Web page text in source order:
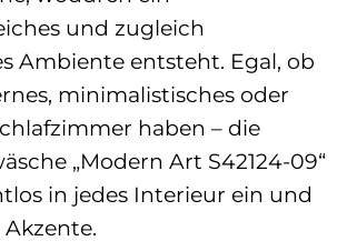
und zugleich
Ambiente entsteht. Egal, ob
minimalistisches oder
haben – die
„Modern Art S42124-09“
in jedes Interieur ein und